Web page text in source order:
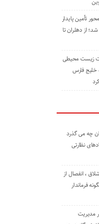
تأمین پایدار
از دهلران تا
زیست ‌محیطی
خلیج ‌فارس
چه می گذرد
نظارتی
، انفصال از
فرماندار
مدیریت